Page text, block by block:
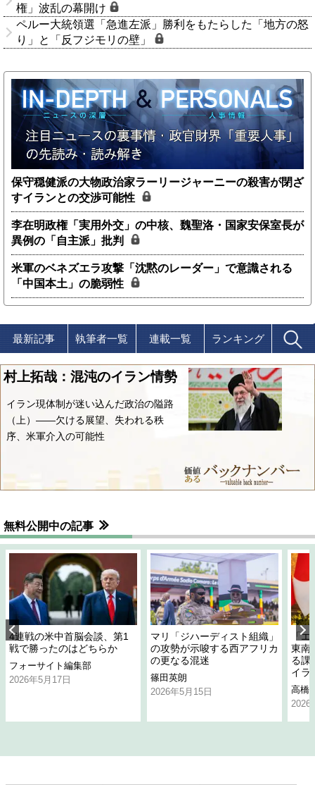
権」波乱の幕開け
ペルー大統領選「急進左派」勝利をもたらした「地方の怒
り」と「反フジモリの壁」
保守穏健派の大物政治家ラーリージャーニーの殺害が閉ざ
すイランとの交渉可能性
李在明政権「実用外交」の中核、魏聖洛・国家安保室長が
異例の「自主派」批判
米軍のベネズエラ攻撃「沈黙のレーダー」で意識される
「中国本土」の脆弱性
最新記事 執筆者一覧 連載一覧 ランキング
村上拓哉：混沌のイラン情勢
イラン現体制が迷い込んだ政治の隘路
（上）――欠ける展望、失われる秩
序、米軍介入の可能性
無料公開中の記事
4連戦の米中首脳会談、第1
戦で勝ったのはどちらか
フォーサイト編集部
2026年5月17日
マリ「ジハーディスト組織」
の攻勢が示唆する西アフリカ
の更なる混迷
篠田英朗
2026年5月15日
「
東南
る課
イラ
高橋
2026